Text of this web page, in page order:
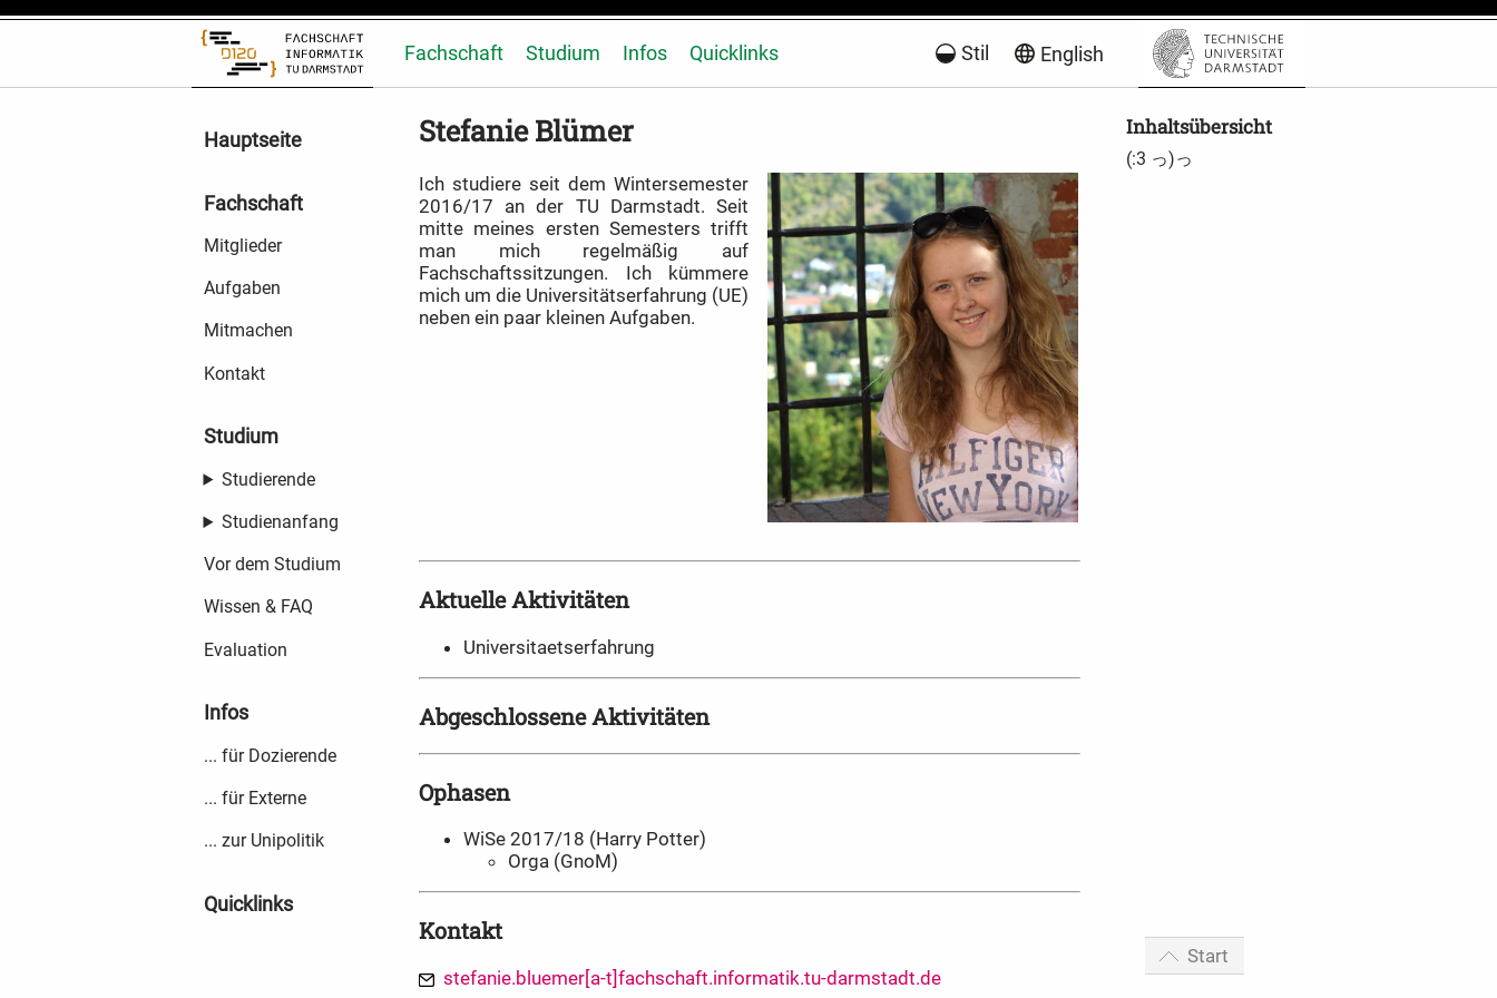
Fachschaft Studium Infos Quicklinks Stil English
Hauptseite
Fachschaft
Mitglieder
Aufgaben
Mitmachen
Kontakt
Studium
Studierende
Studienanfang
Vor dem Studium
Wissen & FAQ
Evaluation
Infos
... für Dozierende
... für Externe
... zur Unipolitik
Quicklinks
Stefanie Blümer
Ich studiere seit dem Wintersemester
2016/17 an der TU Darmstadt. Seit
mitte meines ersten Semesters trifft
man mich regelmäßig auf
Fachschaftssitzungen. Ich kümmere
mich um die Universitätserfahrung (UE)
neben ein paar kleinen Aufgaben.
Aktuelle Aktivitäten
Universitaetserfahrung
Abgeschlossene Aktivitäten
Ophasen
WiSe 2017/18 (Harry Potter)
Orga (GnoM)
Kontakt
stefanie.bluemer[a-t]fachschaft.informatik.tu-darmstadt.de
Inhaltsübersicht
(:3 っ)っ
Start